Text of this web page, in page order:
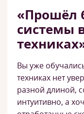
«Прошёл
системы
Вы уже
техниках нет
разной длиной,
интуитивно, а